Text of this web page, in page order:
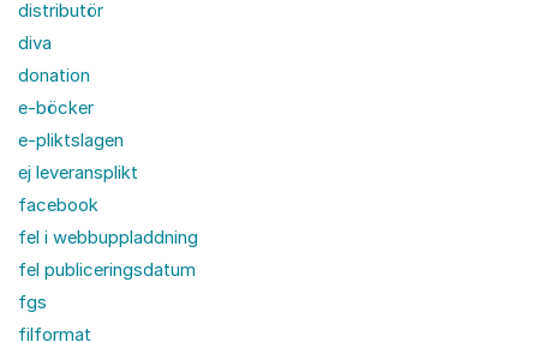
distributör
diva
donation
e-böcker
e-pliktslagen
ej leveransplikt
facebook
fel i webbuppladdning
fel publiceringsdatum
fgs
filformat